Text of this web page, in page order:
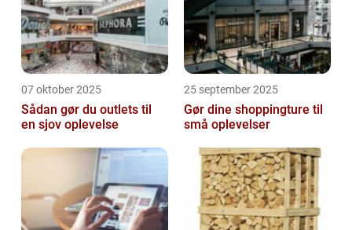
07 oktober 2025
Sådan gør du outlets til
en sjov oplevelse
25 september 2025
Gør dine shoppingture til
små oplevelser